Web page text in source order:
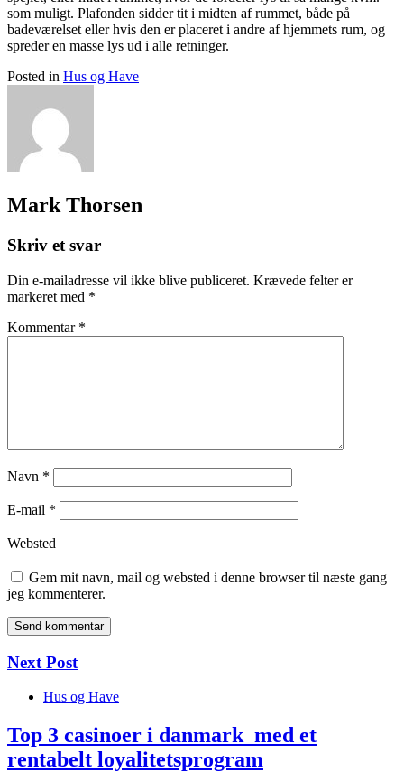
som muligt. Plafonden sidder tit i midten af rummet, både på
badeværelset eller hvis den er placeret i andre af hjemmets rum, og
spreder en masse lys ud i alle retninger.
Posted in Hus og Have
Mark Thorsen
Skriv et svar
Din e-mailadresse vil ikke blive publiceret. Krævede felter er
markeret med *
Kommentar *
Navn *
E-mail *
Websted
Gem mit navn, mail og websted i denne browser til næste gang
jeg kommenterer.
Next Post
Hus og Have
Top 3 casinoer i danmark med et
rentabelt loyalitetsprogram